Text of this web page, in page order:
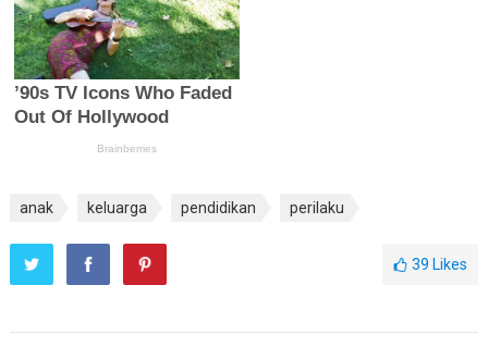
anak keluarga pendidikan perilaku
39 Likes